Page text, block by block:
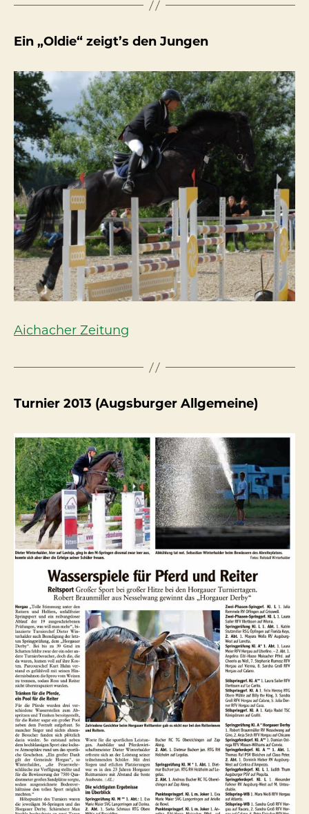
Ein „Oldie“ zeigt’s den Jungen
Aichacher Zeitung
Turnier 2013 (Augsburger Allgemeine)